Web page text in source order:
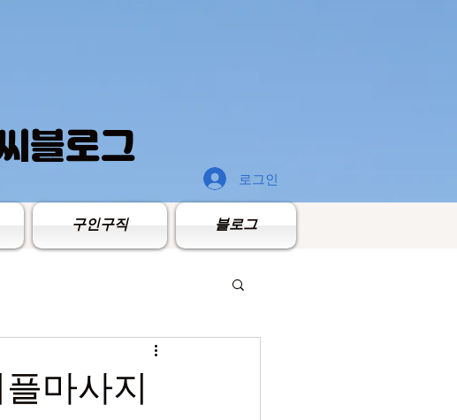
블로그
로그인
구인구직 블로그
플마사지